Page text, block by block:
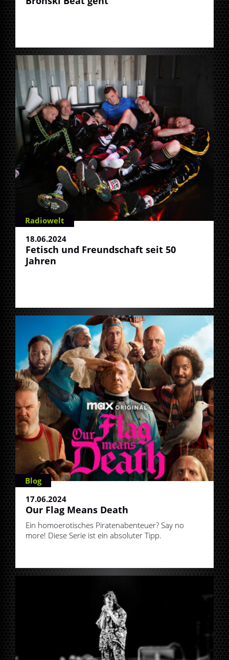
Radiowelt
18.06.2024
Fetisch und Freundschaft seit 50
Jahren
Blog
17.06.2024
Our Flag Means Death
Ein homoerotisches Piratenabenteuer? Say no
more! Diese Serie ist ein absoluter Tipp.